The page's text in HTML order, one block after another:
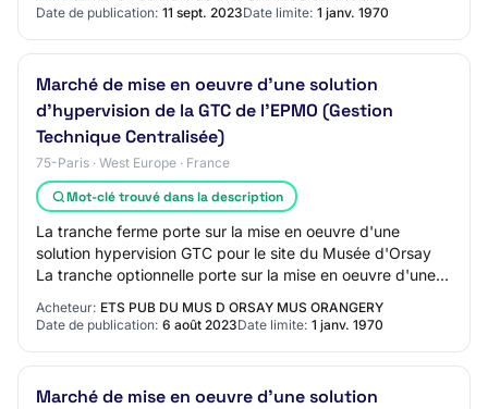
Date de publication: 11 sept. 2023Date limite: 1 janv. 1970
Marché de mise en oeuvre d'une solution
d'hypervision de la GTC de l'EPMO (Gestion
Technique Centralisée)
75-Paris · West Europe · France
Mot-clé trouvé dans la description
La tranche ferme porte sur la mise en oeuvre d'une
solution hypervision GTC pour le site du Musée d'Orsay
La tranche optionnelle porte sur la mise en oeuvre d'une
Acheteur: ETS PUB DU MUS D ORSAY MUS ORANGERY
Date de publication: 6 août 2023Date limite: 1 janv. 1970
Marché de mise en oeuvre d'une solution